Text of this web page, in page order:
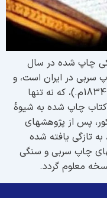
چاپ شده در سال
سربی در ایران است، و
دیگری که منتشر شده در سال 1249ق. (1834م.)، که نه تنها
چاپ شده به شیوۀ
پس از پژوهش­های
تازگی یافته شده
چاپ سربی و سنگی
معلوم گردد.